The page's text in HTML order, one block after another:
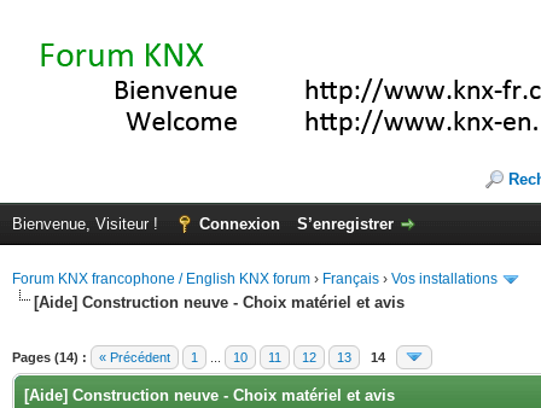
Bienvenue, Visiteur ! Connexion S’enregistrer
Forum KNX francophone / English KNX forum › Français › Vos installations
[Aide] Construction neuve - Choix matériel et avis
Pages (14) : « Précédent 1 10 11 12 13 14
[Aide] Construction neuve - Choix matériel et avis